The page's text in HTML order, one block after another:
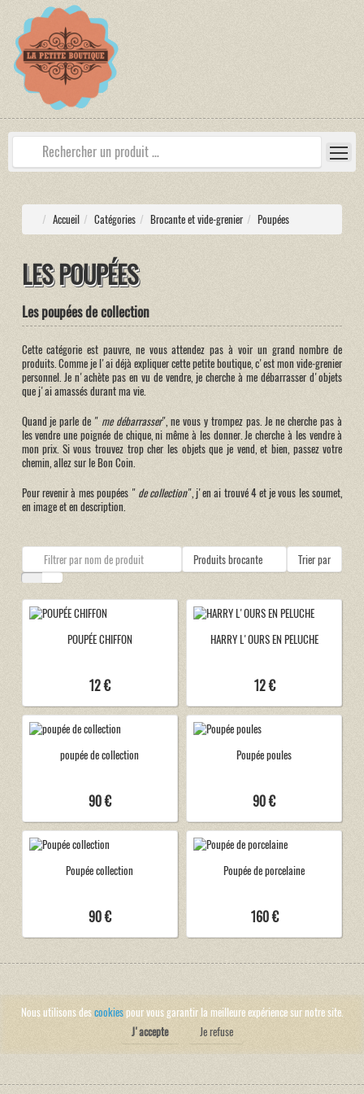
Accueil Catégories Brocante et vide-grenier Poupées
LES POUPÉES
Les poupées de collection
Cette catégorie est pauvre, ne vous attendez pas à voir un grand nombre de
produits. Comme je l'ai déjà expliquer cette petite boutique, c'est mon vide-grenier
personnel. Je n'achète pas en vu de vendre, je cherche à me débarrasser d'objets
que j'ai amassés durant ma vie.
Quand je parle de " me débarrasser", ne vous y trompez pas. Je ne cherche pas à
les vendre une poignée de chique, ni même à les donner. Je cherche à les vendre à
mon prix. Si vous trouvez trop cher les objets que je vend, et bien, passez votre
chemin, allez sur le Bon Coin.
Pour revenir à mes poupées " de collection", j'en ai trouvé 4 et je vous les soumet,
en image et en description.
Produits brocante Trier par
POUPÉE CHIFFON
12 €
HARRY L'OURS EN PELUCHE
12 €
poupée de collection
90 €
Poupée poules
90 €
Poupée collection
90 €
Poupée de porcelaine
160 €
Nous utilisons descookiespour vous garantir la meilleure expérience sur notre site.
J'accepte
Je refuse